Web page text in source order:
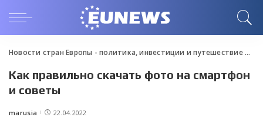
Новости стран Европы - политика, инвестиции и путешествие>
Как правильно скачать фото на смартфон
и советы
Posted
marusia 22.04.2022